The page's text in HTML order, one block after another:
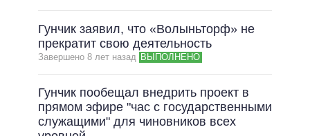
Гунчик заявил, что «Волыньторф» не
прекратит свою деятельность
Завершено 8 лет назад ВЫПОЛНЕНО
Гунчик пообещал внедрить проект в
прямом эфире "час с государственными
служащими" для чиновников всех